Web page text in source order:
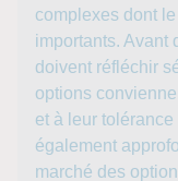
complexes dont
importants. Avant
doivent réfléchir
options
et à leur
également
marché des